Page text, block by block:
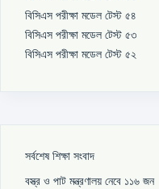
বিসিএস পরীক্ষা মডেল টেস্ট ৫৪
বিসিএস পরীক্ষা মডেল টেস্ট ৫৩
বিসিএস পরীক্ষা মডেল টেস্ট ৫২
সর্বশেষ শিক্ষা সংবাদ
বস্ত্র ও পাট মন্ত্রণালয় নেবে ১১৬ জন